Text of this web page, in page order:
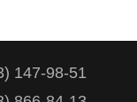
147-98-51